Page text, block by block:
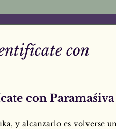
con
con Paramaśiva
y alcanzarlo es volverse